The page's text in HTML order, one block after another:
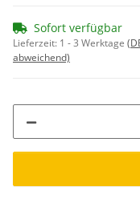
Sofort verfügbar
Lieferzeit: 1 - 3 Werktage
abweichend)